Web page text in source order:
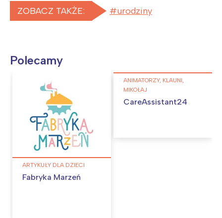
ZOBACZ TAKŻE: urodziny
Polecamy
ARTYKUŁY DLA DZIECI
Fabryka Marzeń
ANIMATORZY, KLAUNI,
MIKOŁAJ
CareAssistant24